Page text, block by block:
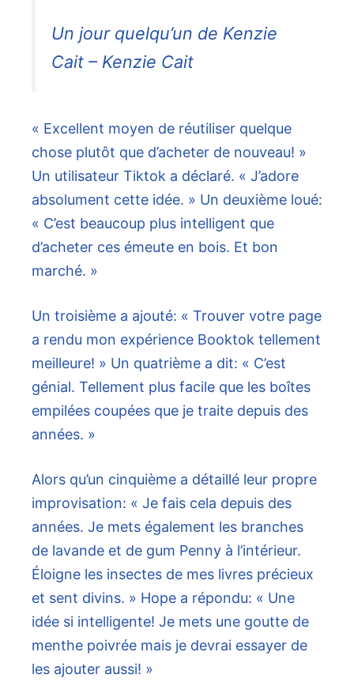
Un jour quelqu’un de Kenzie
Cait – Kenzie Cait
« Excellent moyen de réutiliser quelque
chose plutôt que d’acheter de nouveau! »
Un utilisateur Tiktok a déclaré. « J’adore
absolument cette idée. » Un deuxième loué:
« C’est beaucoup plus intelligent que
d’acheter ces émeute en bois. Et bon
marché. »
Un troisième a ajouté: « Trouver votre page
a rendu mon expérience Booktok tellement
meilleure! » Un quatrième a dit: « C’est
génial. Tellement plus facile que les boîtes
empilées coupées que je traite depuis des
années. »
Alors qu’un cinquième a détaillé leur propre
improvisation: « Je fais cela depuis des
années. Je mets également les branches
de lavande et de gum Penny à l’intérieur.
Éloigne les insectes de mes livres précieux
et sent divins. » Hope a répondu: « Une
idée si intelligente! Je mets une goutte de
menthe poivrée mais je devrai essayer de
les ajouter aussi! »